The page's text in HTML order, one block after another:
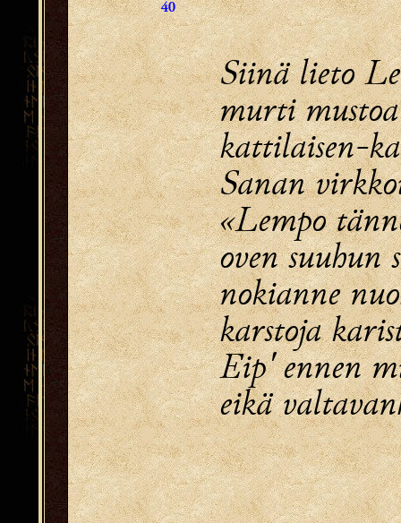
40
Siinä lieto
murti
kattilaisen-
Sanan
«Lempo
oven suuhun
nokianne
karstoja
Eip' ennen
eikä